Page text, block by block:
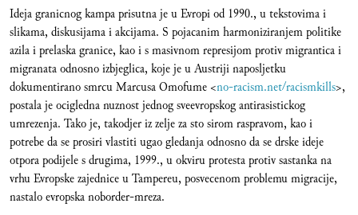
Ideja granicnog kampa prisutna je u Evropi od 1990., u tekstovima i
slikama, diskusijama i akcijama. S pojacanim harmoniziranjem politike
azila i prelaska granice, kao i s masivnom represijom protiv migrantica i
migranata odnosno izbjeglica, koje je u Austriji naposljetku
dokumentirano smrcu Marcusa Omofume <no-racism.net/racismkills>,
postala je ocigledna nuznost jednog sveevropskog antirasistickog
umrezenja. Tako je, takodjer iz zelje za sto sirom raspravom, kao i
potrebe da se prosiri vlastiti ugao gledanja odnosno da se drske ideje
otpora podijele s drugima, 1999., u okviru protesta protiv sastanka na
vrhu Evropske zajednice u Tampereu, posvecenom problemu migracije,
nastalo evropska noborder-mreza.